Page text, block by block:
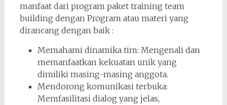
manfaat dari program paket training team
building dengan Program atau materi yang
dirancang dengan baik :
Memahami dinamika tim: Mengenali dan
memanfaatkan kekuatan unik yang
dimiliki masing-masing anggota.
Mendorong komunikasi terbuka:
Memfasilitasi dialog yang jelas,